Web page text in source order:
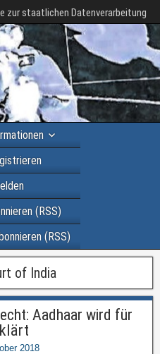
zur staatlichen Datenverarbeitung
(RSS)
(RSS)
of India
Aadhaar wird für
2018